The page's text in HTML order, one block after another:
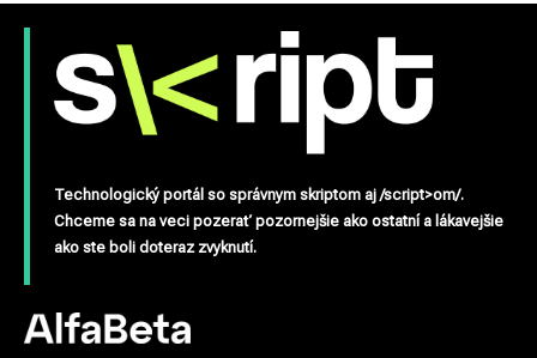
Technologický portál so správnym skriptom aj /script>om/.
Chceme sa na veci pozerať pozornejšie ako ostatní a lákavejšie
ako ste boli doteraz zvyknutí.